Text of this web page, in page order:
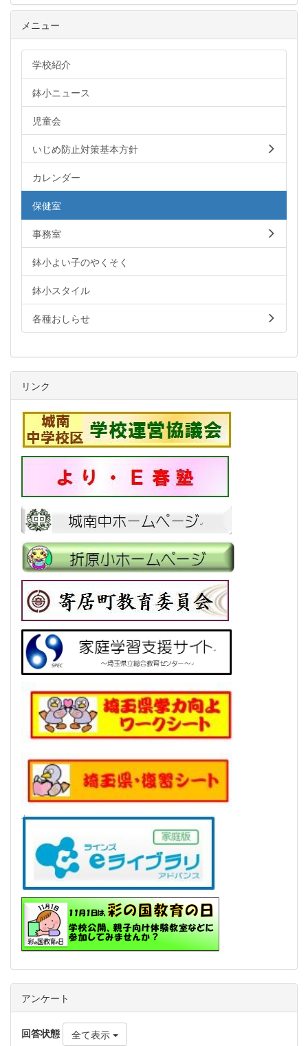
メニュー
学校紹介
鉢小ニュース
児童会
いじめ防止対策基本方針
カレンダー
保健室
事務室
鉢小よい子のやくそく
鉢小スタイル
各種おしらせ
リンク
アンケート
回答状態 全て表示